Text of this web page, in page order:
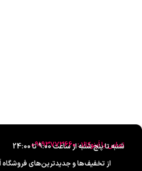
تماس با اَبنوکالا : 09193773660
شنبه تا پنج شنبه از ساعت 9:00 تا 24:00
از تخفیف‌ها و جدیدترین‌های فروشگاه